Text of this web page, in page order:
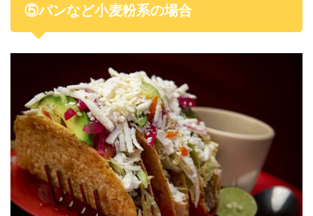
⑤パンなど小麦粉系の場合